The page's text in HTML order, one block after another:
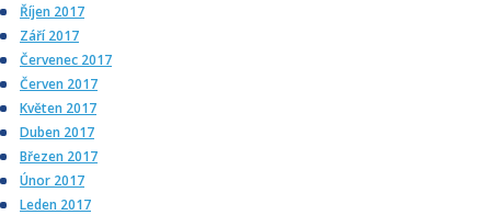
Říjen 2017
Září 2017
Červenec 2017
Červen 2017
Květen 2017
Duben 2017
Březen 2017
Únor 2017
Leden 2017